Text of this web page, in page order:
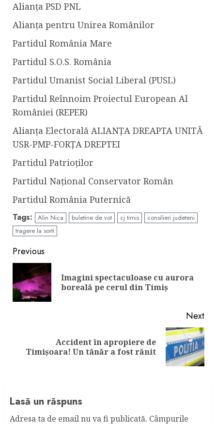
Alianța PSD PNL
Alianța pentru Unirea Românilor
Partidul România Mare
Partidul S.O.S. România
Partidul Umanist Social Liberal (PUSL)
Partidul Reînnoim Proiectul European Al
României (REPER)
Alianța Electorală ALIANȚA DREAPTA UNITĂ
USR-PMP-FORȚA DREPTEI
Partidul Patrioților
Partidul Național Conservator Român
Partidul România Puternică
Tags: Alin Nica buletine de vot cj timis
consilieri judeteni
tragere la sorti
Continue
Reading
Previous
Imagini spectaculoase cu aurora
boreală pe cerul din Timiș
Next
post:
Accident în apropiere de
Timișoara! Un tânăr a fost rănit
Lasă un răspuns
Adresa ta de email nu va fi publicată. Câmpurile